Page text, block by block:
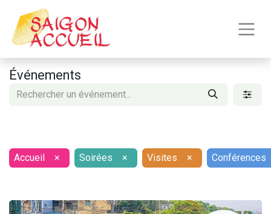
Événements
Accueil × Soirées × Visites × Conférences